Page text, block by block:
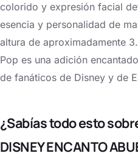
colorido y expresión facial
esencia y personalidad de
altura de aproximadamente
Pop es una adición
de fanáticos de Disney y de
¿Sabías todo esto
DISNEY ENCANTO